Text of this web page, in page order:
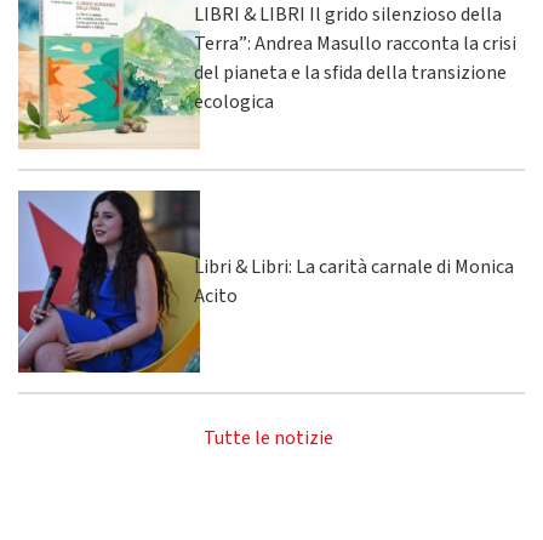
LIBRI & LIBRI Il grido silenzioso della
Terra”: Andrea Masullo racconta la crisi
del pianeta e la sfida della transizione
ecologica
Libri & Libri: La carità carnale di Monica
Acito
Tutte le notizie